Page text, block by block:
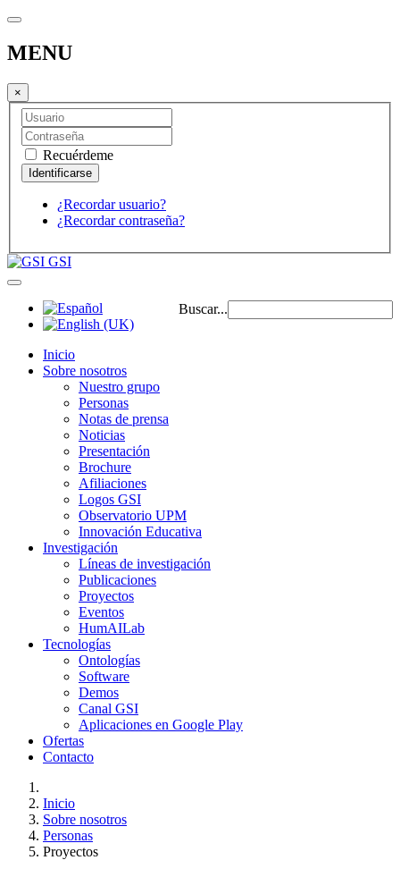
MENU
×
Recuérdeme
¿Recordar usuario?
¿Recordar contraseña?
GSI
Buscar...
Inicio
Sobre nosotros
Nuestro grupo
Personas
Notas de prensa
Noticias
Presentación
Brochure
Afiliaciones
Logos GSI
Observatorio UPM
Innovación Educativa
Investigación
Líneas de investigación
Publicaciones
Proyectos
Eventos
HumAILab
Tecnologías
Ontologías
Software
Demos
Canal GSI
Aplicaciones en Google Play
Ofertas
Contacto
Inicio
Sobre nosotros
Personas
Proyectos